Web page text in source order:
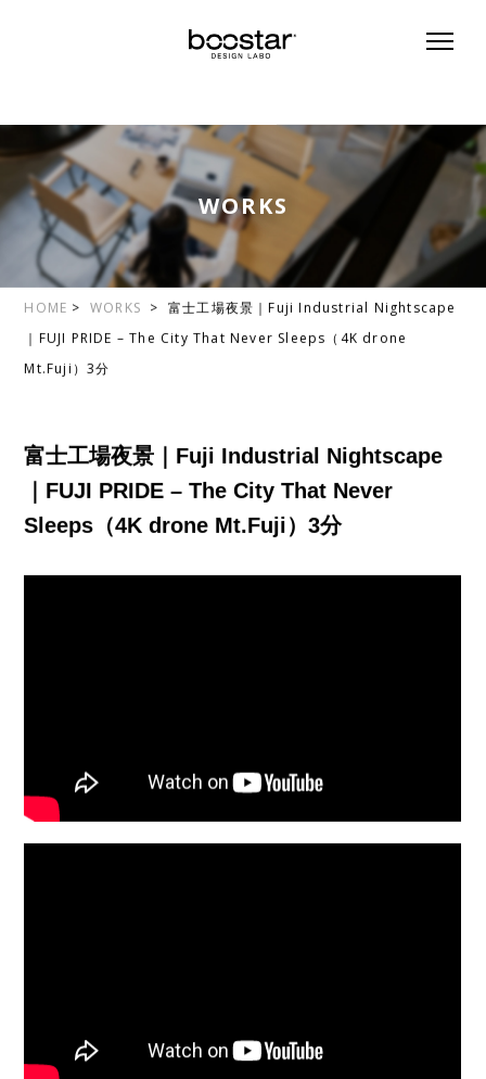
WORKS
HOME >WORKS > 富士工場夜景｜Fuji Industrial Nightscape
｜FUJI PRIDE – The City That Never Sleeps（4K drone
Mt.Fuji）3分
富士工場夜景｜Fuji Industrial Nightscape
｜FUJI PRIDE – The City That Never
Sleeps（4K drone Mt.Fuji）3分